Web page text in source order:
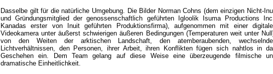
Dasselbe gilt für die natürliche Umgebung. Die Bilder Norman Cohns (dem einzigen Nicht-
und Gründungsmitglied der genossenschaftlich geführten Igloolik Isuma Productions
Kanadas erster von Inuit geführten Produktionsfirma), aufgenommen mit einer
Videokamera unter äußerst schwierigen äußeren Bedingungen (Temperaturen weit unter
von den Weiten der arktischen Landschaft, den atemberaubenden,
Lichtverhältnissen, den Personen, ihrer Arbeit, ihren Konflikten fügen sich nahtlos in
Geschehen ein. Dem Team gelang auf diese Weise eine überzeugende filmische
dramatische Einheitlichkeit.